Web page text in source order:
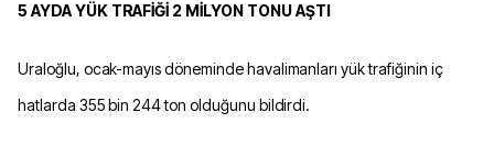
5 AYDA YÜK TRAFİĞİ 2 MİLYON TONU AŞTI
Uraloğlu, ocak-mayıs döneminde havalimanları yük trafiğinin iç
hatlarda 355 bin 244 ton olduğunu bildirdi.